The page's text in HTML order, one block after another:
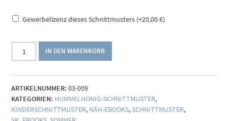
Gewerbelizenz dieses Schnittmusters (+20,00€)
Ebook
Trägerkleid
(Gr.
86-
140)
Menge
IN DEN WARENKORB
ARTIKELNUMMER: 03-009
KATEGORIEN: HUMMELHONIG-SCHNITTMUSTER,
KINDERSCHNITTMUSTER, NÄH-EBOOKS, SCHNITTMUSTER,